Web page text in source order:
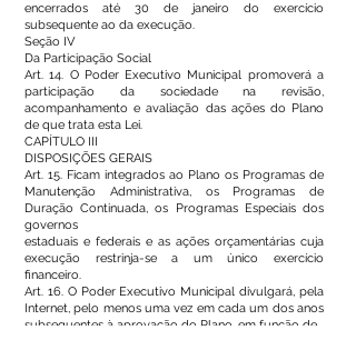
encerrados até 30 de janeiro do exercício
subsequente ao da execução.
Seção IV
Da Participação Social
Art. 14. O Poder Executivo Municipal promoverá a
participação da sociedade na revisão,
acompanhamento e avaliação das ações do Plano
de que trata esta Lei.
CAPÍTULO III
DISPOSIÇÕES GERAIS
Art. 15. Ficam integrados ao Plano os Programas de
Manutenção Administrativa, os Programas de
Duração Continuada, os Programas Especiais dos
governos
estaduais e federais e as ações orçamentárias cuja
execução restrinja-se a um único exercício
financeiro.
Art. 16. O Poder Executivo Municipal divulgará, pela
Internet, pelo menos uma vez em cada um dos anos
subsequentes à aprovação do Plano, em função de